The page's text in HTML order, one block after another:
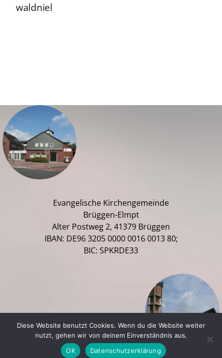
waldniel
Evangelische Kirchengemeinde
Brüggen-Elmpt
Alter Postweg 2, 41379 Brüggen
IBAN: DE96 3205 0000 0016 0013 80;
BIC: SPKRDE33
Diese Website benutzt Cookies. Wenn du die Website weiter
nutzt, gehen wir von deinem Einverständnis aus.
OK
Datenschutzerklärung